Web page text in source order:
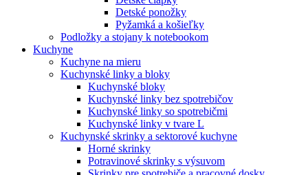
Detské ponožky
Pyžamká a košieľky
Podložky a stojany k notebookom
Kuchyne
Kuchyne na mieru
Kuchynské linky a bloky
Kuchynské bloky
Kuchynské linky bez spotrebičov
Kuchynské linky so spotrebičmi
Kuchynské linky v tvare L
Kuchynské skrinky a sektorové kuchyne
Horné skrinky
Potravinové skrinky s výsuvom